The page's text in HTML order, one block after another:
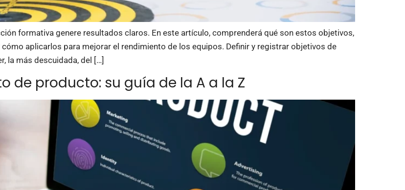
formativa genere resultados claros. En este artículo, comprenderá qué son estos objetivos,
aplicarlos para mejorar el rendimiento de los equipos. Definir y registrar objetivos de
la más descuidada, del […]
de producto: su guía de la A a la Z